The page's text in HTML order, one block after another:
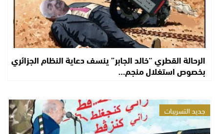
الرحالة القطري “خالد الجابر” ينسف دعاية النظام الجزائري
بخصوص استغلال منجم…
جديد التسريبات